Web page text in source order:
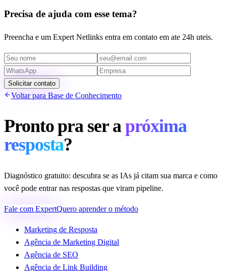
Precisa de ajuda com esse tema?
Preencha e um Expert Netlinks entra em contato em ate 24h uteis.
Solicitar contato
Voltar para Base de Conhecimento
Pronto pra ser a próxima
resposta?
Diagnóstico gratuito: descubra se as IAs já citam sua marca e como
você pode entrar nas respostas que viram pipeline.
Fale com ExpertQuero aprender o método
Marketing de Resposta
Agência de Marketing Digital
Agência de SEO
Agência de Link Building